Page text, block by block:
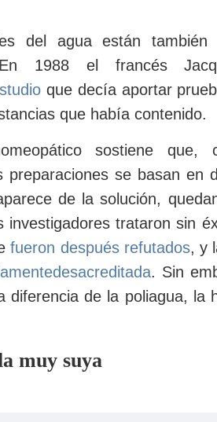
del agua están
En 1988 el francés
que decía aportar
que había contenido.
sostiene que,
preparaciones se basan en
de la solución,
investigadores trataron sin
fueron después refutados, y
desacreditada. Sin
diferencia de la poliagua, la
muy suya